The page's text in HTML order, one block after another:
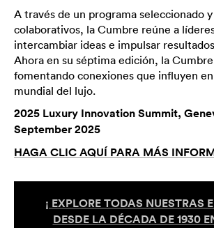
A través de un programa seleccionado
colaborativos, la Cumbre reúne a
intercambiar ideas e impulsar
Ahora en su séptima edición, la
fomentando conexiones que influyen
mundial del lujo.
2025 Luxury Innovation Summit,
September 2025
HAGA CLIC AQUÍ PARA MÁS
¡ EXPLORE TODAS NUESTRAS
DESDE LA DÉCADA DE 1930